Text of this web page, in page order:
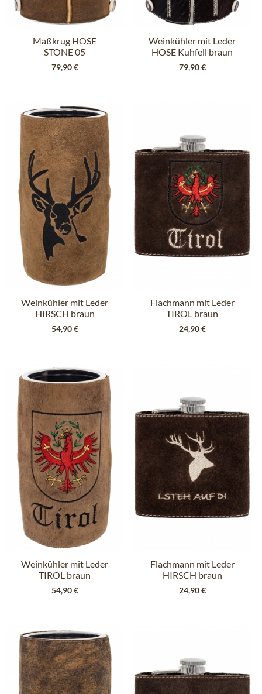
Maßkrug HOSE
STONE 05
dunkelbraun
79,90 €
Weinkühler mit Leder
HOSE Kuhfell braun
79,90 €
Weinkühler mit Leder
HIRSCH braun
54,90 €
Flachmann mit Leder
TIROL braun
24,90 €
Weinkühler mit Leder
TIROL braun
54,90 €
Flachmann mit Leder
HIRSCH braun
24,90 €